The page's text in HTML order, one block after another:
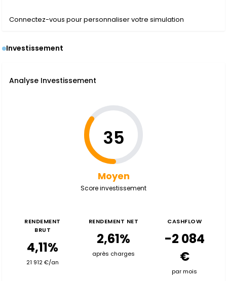
Connectez-vous pour personnaliser votre simulation
Investissement
Analyse Investissement
35
Moyen
Score investissement
RENDEMENT
BRUT
4,11%
21 912 €/an
RENDEMENT NET
2,61%
après charges
CASHFLOW
-2 084
€
par mois